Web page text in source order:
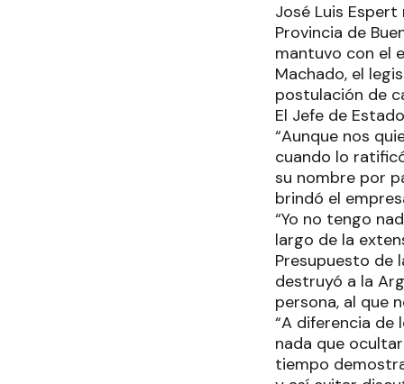
José Luis
Provincia de
mantuvo con el
Machado, el
postulación de
El Jefe de
“Aunque nos
cuando lo
su nombre por
brindó el
“Yo no tengo
largo de la
Presupuesto de
destruyó a la
persona, al que
“A diferencia de
nada que
tiempo